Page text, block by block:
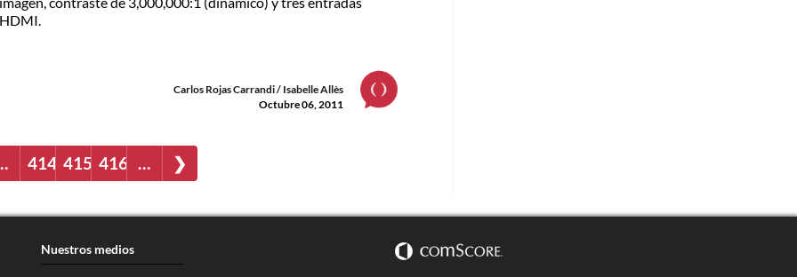
HDMI.
Carlos Rojas Carrandi / Isabelle Allès
Octubre 06, 2011
414 415 416 … ❯
Nuestros medios